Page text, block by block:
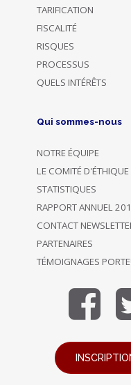
TARIFICATION
FISCALITÉ
RISQUES
PROCESSUS
QUELS INTÉRÊTS
Qui sommes-nous
NOTRE ÉQUIPE
LE COMITÉ D'ÉTHIQUE
STATISTIQUES
RAPPORT ANNUEL
CONTACT
PARTENAIRES
TÉMOIGNAGES